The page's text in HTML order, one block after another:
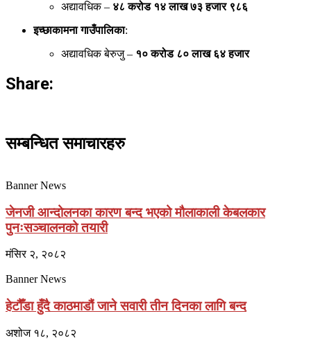
अद्यावधिक – ४८ करोड १४ लाख ७३ हजार ९८६
इच्छाकामना गाउँपालिका:
अद्यावधिक बेरुजु – १० करोड ८० लाख ६४ हजार
Share:
सम्बन्धित समाचारहरु
Banner News
जेनजी आन्दोलनका कारण बन्द भएको मौलाकाली केबलकार
पुनःसञ्चालनको तयारी
मंसिर २, २०८२
Banner News
हेटौँडा हुँदै काठमाडौं जाने सवारी तीन दिनका लागि बन्द
अशोज १८, २०८२